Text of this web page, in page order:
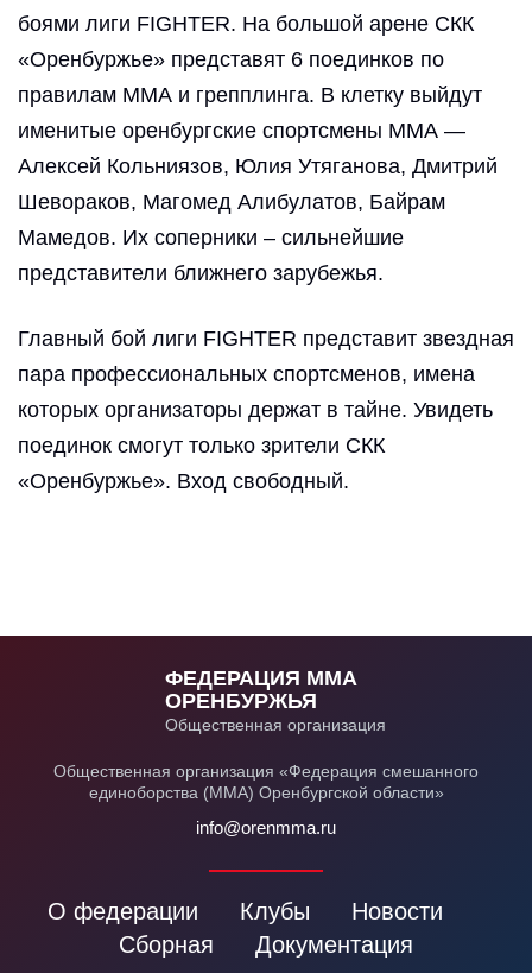
боями лиги FIGHTER. На большой арене СКК
«Оренбуржье» представят 6 поединков по
правилам ММА и грепплинга. В клетку выйдут
именитые оренбургские спортсмены ММА —
Алексей Кольниязов, Юлия Утяганова, Дмитрий
Шевораков, Магомед Алибулатов, Байрам
Мамедов. Их соперники – сильнейшие
представители ближнего зарубежья.
Главный бой лиги FIGHTER представит звездная
пара профессиональных спортсменов, имена
которых организаторы держат в тайне. Увидеть
поединок смогут только зрители СКК
«Оренбуржье». Вход свободный.
ФЕДЕРАЦИЯ ММА
ОРЕНБУРЖЬЯ
Общественная организация
Общественная организация «Федерация смешанного
единоборства (ММА) Оренбургской области»
info@orenmma.ru
О федерации Клубы
Новости
Сборная
Документация